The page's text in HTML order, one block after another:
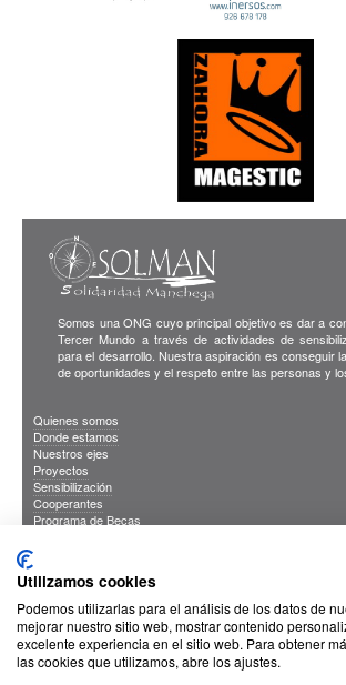
Somos una ONG cuyo principal objetivo es dar a
Tercer Mundo a través de actividades de
para el desarrollo. Nuestra aspiración es conseguir
de oportunidades y el respeto entre las personas y
Quienes somos
Donde estamos
Nuestros ejes
Proyectos
Sensibilización
Cooperantes
Programa de Becas
Sus Datos Seguros
Cookies
Proteccion de datos
Utilizamos cookies
Podemos utilizarlas para el análisis de los datos de
mejorar nuestro sitio web, mostrar contenido
excelente experiencia en el sitio web. Para obtener
las cookies que utilizamos, abre los ajustes.